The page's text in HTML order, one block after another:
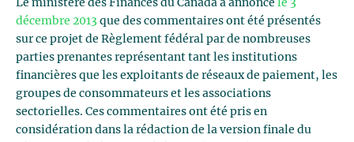
Le ministère des Finances du Canada a annoncé le 3
décembre 2013 que des commentaires ont été présentés
sur ce projet de Règlement fédéral par de nombreuses
parties prenantes représentant tant les institutions
financières que les exploitants de réseaux de paiement, les
groupes de consommateurs et les associations
sectorielles. Ces commentaires ont été pris en
considération dans la rédaction de la version finale du